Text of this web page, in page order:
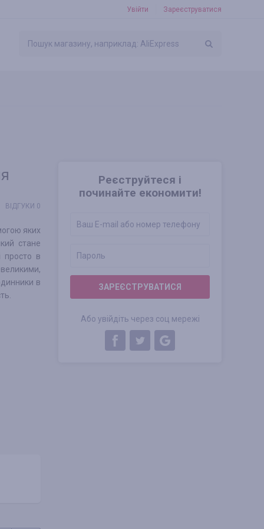
Увійти Зареєструватися
Реєструйтеся і
починайте економити!
ЗАРЕЄСТРУВАТИСЯ
Або увійдіть через соц мережі
ВІДГУКИ 0
яких
стане
просто в
в